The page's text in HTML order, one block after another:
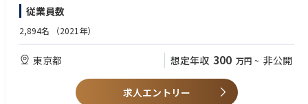
従業員数
2,894名 （2021年）
東京都 想定年収 300 万円 ~ 非公開
求人エントリー